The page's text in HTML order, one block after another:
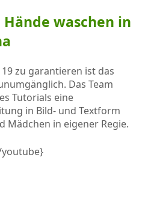
Hände waschen in
zu garantieren ist das
Das Team
Tutorials eine
in Bild- und Textform
Mädchen in eigener Regie.
youtube}